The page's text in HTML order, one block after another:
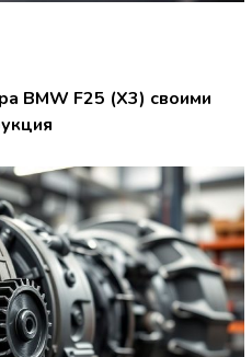
BMW F25 (X3) своими